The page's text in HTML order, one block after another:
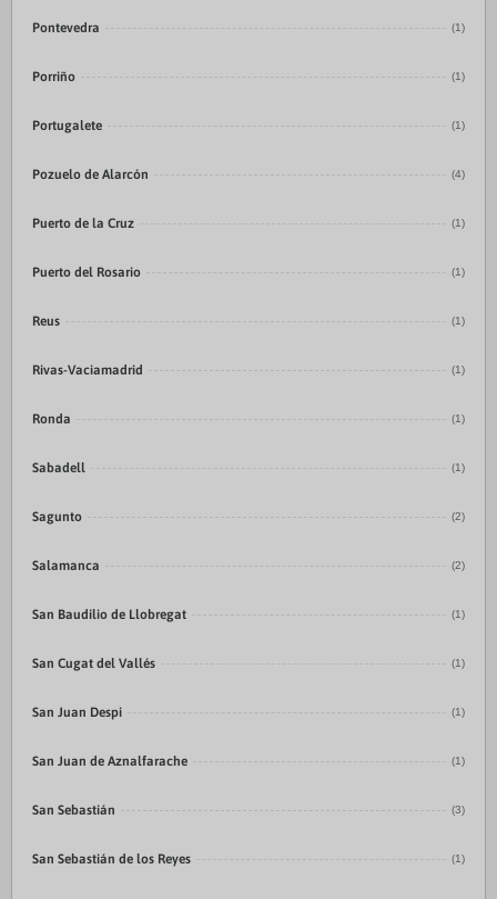
Pontevedra (1)
Porriño (1)
Portugalete (1)
Pozuelo de Alarcón (4)
Puerto de la Cruz (1)
Puerto del Rosario (1)
Reus (1)
Rivas-Vaciamadrid (1)
Ronda (1)
Sabadell (1)
Sagunto (2)
Salamanca (2)
San Baudilio de Llobregat (1)
San Cugat del Vallés (1)
San Juan Despi (1)
San Juan de Aznalfarache (1)
San Sebastián (3)
San Sebastián de los Reyes (1)